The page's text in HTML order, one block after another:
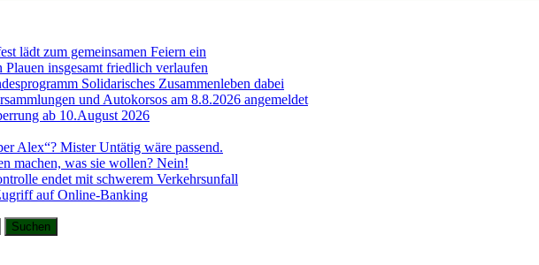
lädt zum gemeinsamen Feiern ein
Plauen insgesamt friedlich verlaufen
Solidarisches Zusammenleben dabei
und Autokorsos am 8.8.2026 angemeldet
ab 10.August 2026
Alex“? Mister Untätig wäre passend.
machen, was sie wollen? Nein!
endet mit schwerem Verkehrsunfall
auf Online-Banking